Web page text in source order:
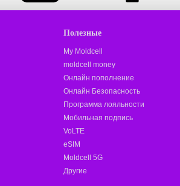
Полезные
My Moldcell
moldcell money
Онлайн пополнение
Онлайн Безопасность
Программа лояльности
Мобильная подпись
VoLTE
eSIM
Moldcell 5G
Другие